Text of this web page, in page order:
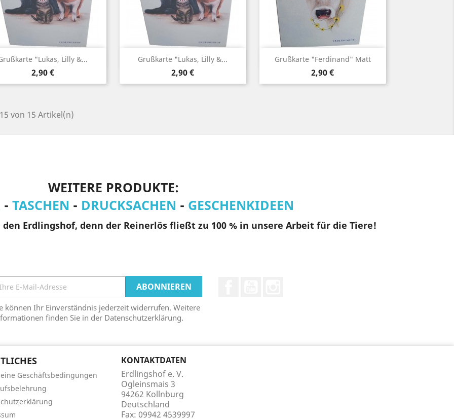
"Lukas, Lilly &...
Preis
2,90 €
Vorschau Grußkarte "Lukas, Lilly &...
Preis
2,90 €
Vorschau Grußkarte "Ferdinand" Matt
Preis
2,90 €
 Vorschau
von 15 Artikel(n)
WEITERE PRODUKTE:
- TASCHEN - DRUCKSACHEN - GESCHENKIDEEN
Erdlingshof, denn der Reinerlös fließt zu 100 % in unsere Arbeit für die Tiere!
können Ihr Einverständnis jederzeit widerrufen. Weitere
finden Sie in der Datenschutzerklärung.
Geschäftsbedingungen
KONTAKTDATEN
Erdlingshof e. V.
Ogleinsmais 3
94262 Kollnburg
Deutschland
Fax: 09942 4539997